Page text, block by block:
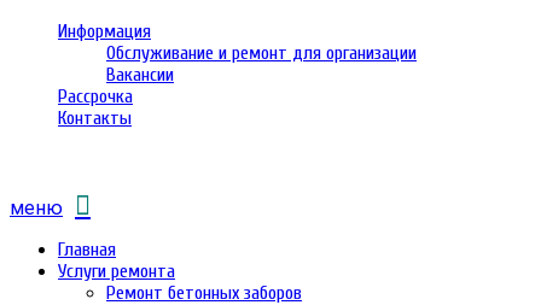
Информация
Обслуживание и ремонт для организации
Вакансии
Рассрочка
Контакты
меню
Главная
Услуги ремонта
Ремонт бетонных заборов